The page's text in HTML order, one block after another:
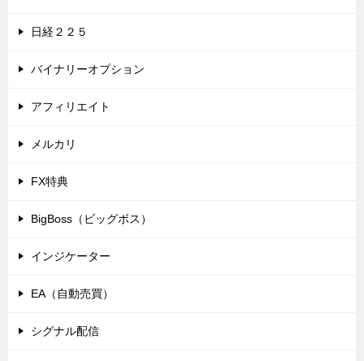
日経２２５
バイナリーオプション
アフィリエイト
メルカリ
FX特典
BigBoss（ビッグボス）
インジケーター
EA（自動売買）
シグナル配信